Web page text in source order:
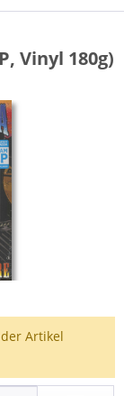
Vinyl 180g)
Artikel